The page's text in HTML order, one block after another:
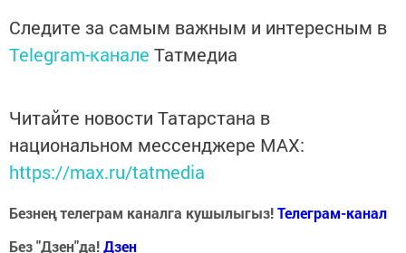
Следите за самым важным и интересным в
Telegram-канале Татмедиа
Читайте новости Татарстана в
национальном мессенджере MАХ:
https://max.ru/tatmedia
Безнең телеграм каналга кушылыгыз!Телеграм-канал
Без "Дзен"да!Дзен